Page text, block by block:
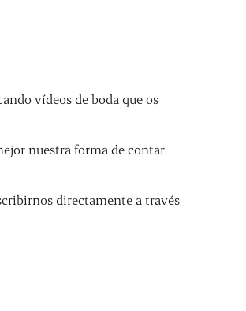
vídeos de boda que os
nuestra forma de contar
directamente a través